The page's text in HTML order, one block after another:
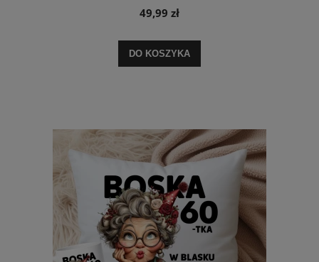
49,99 zł
DO KOSZYKA